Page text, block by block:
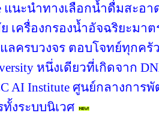
แนะนำทางเลือกน้ำดื่มสะอ
เครื่องกรองน้ำอัจฉริยะมา
แลครบวงจร ตอบโจทย์ทุกครั
หนึ่งเดียวที่เกิดจาก
AI Institute ศูนย์กลางกา
งระบบนิเวศ